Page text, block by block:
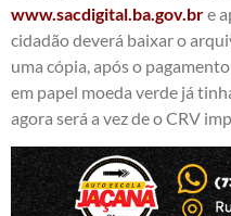
www.sacdigital.ba.gov.bre
cidadão deverá baixar o
uma cópia, após o
em papel moeda verde já
agora será a vez de o CRV